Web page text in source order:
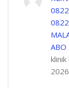
ABO